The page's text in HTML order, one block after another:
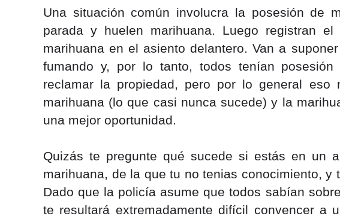
Una situación común involucra la posesión de
parada y huelen marihuana. Luego registran
marihuana en el asiento delantero. Van a
fumando y, por lo tanto, todos tenían
reclamar la propiedad, pero por lo general
marihuana (lo que casi nunca sucede) y la
una mejor oportunidad.
Quizás te pregunte qué sucede si estás en un
marihuana, de la que tu no tenias conocimiento, y
Dado que la policía asume que todos sabían
te resultará extremadamente difícil convencer a